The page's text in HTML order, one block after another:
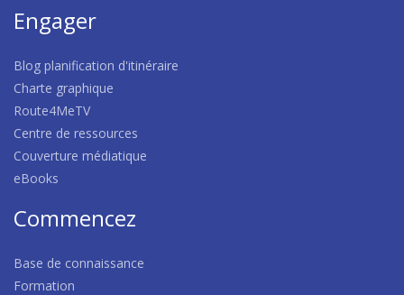
Engager
Blog planification d'itinéraire
Charte graphique
Route4MeTV
Centre de ressources
Couverture médiatique
eBooks
Commencez
Base de connaissance
Formation